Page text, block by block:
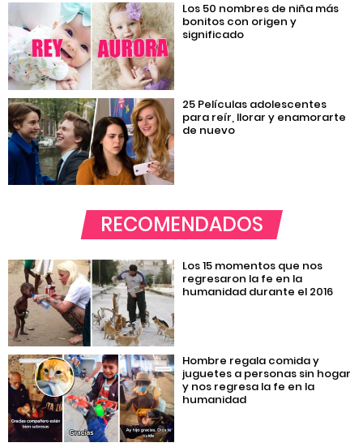
Los 50 nombres de niña más
bonitos con origen y
significado
25 Películas adolescentes
para reír, llorar y enamorarte
de nuevo
RECOMENDADOS
Los 15 momentos que nos
regresaron la fe en la
humanidad durante el 2016
Hombre regala comida y
juguetes a personas sin hogar
y nos regresa la fe en la
humanidad